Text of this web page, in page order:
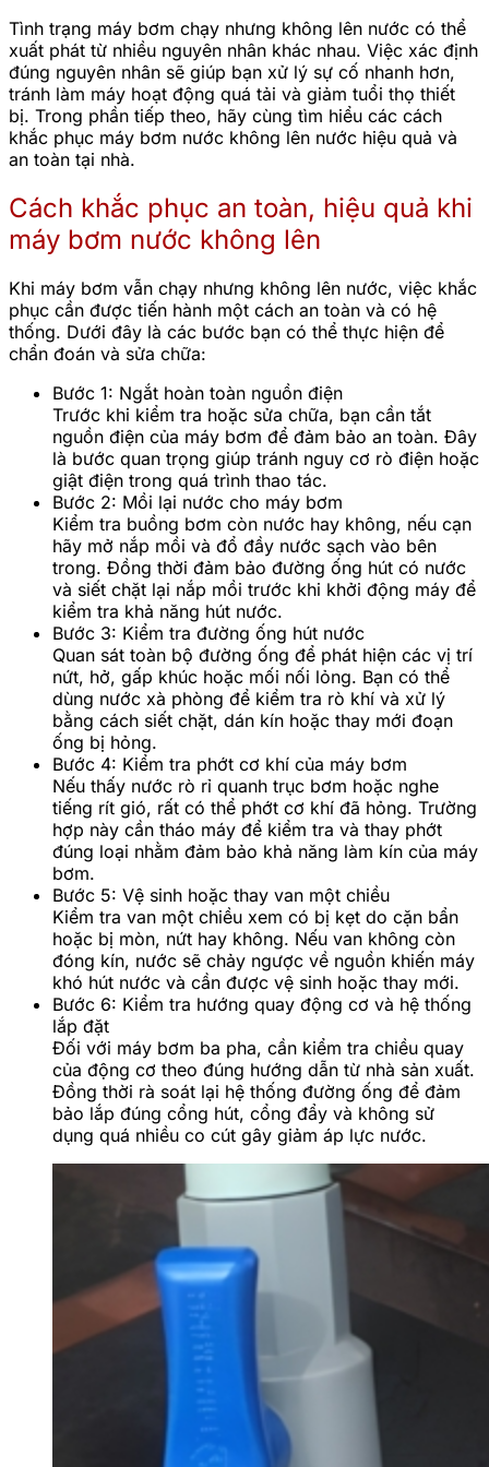
Tình trạng máy bơm chạy nhưng không lên nước có thể
xuất phát từ nhiều nguyên nhân khác nhau. Việc xác định
đúng nguyên nhân sẽ giúp bạn xử lý sự cố nhanh hơn,
tránh làm máy hoạt động quá tải và giảm tuổi thọ thiết
bị. Trong phần tiếp theo, hãy cùng tìm hiểu các cách
khắc phục máy bơm nước không lên nước hiệu quả và
an toàn tại nhà.
Cách khắc phục an toàn, hiệu quả khi
máy bơm nước không lên
Khi máy bơm vẫn chạy nhưng không lên nước, việc khắc
phục cần được tiến hành một cách an toàn và có hệ
thống. Dưới đây là các bước bạn có thể thực hiện để
chẩn đoán và sửa chữa:
Bước 1: Ngắt hoàn toàn nguồn điện
Trước khi kiểm tra hoặc sửa chữa, bạn cần tắt
nguồn điện của máy bơm để đảm bảo an toàn. Đây
là bước quan trọng giúp tránh nguy cơ rò điện hoặc
giật điện trong quá trình thao tác.
Bước 2: Mồi lại nước cho máy bơm
Kiểm tra buồng bơm còn nước hay không, nếu cạn
hãy mở nắp mồi và đổ đầy nước sạch vào bên
trong. Đồng thời đảm bảo đường ống hút có nước
và siết chặt lại nắp mồi trước khi khởi động máy để
kiểm tra khả năng hút nước.
Bước 3: Kiểm tra đường ống hút nước
Quan sát toàn bộ đường ống để phát hiện các vị trí
nứt, hở, gấp khúc hoặc mối nối lỏng. Bạn có thể
dùng nước xà phòng để kiểm tra rò khí và xử lý
bằng cách siết chặt, dán kín hoặc thay mới đoạn
ống bị hỏng.
Bước 4: Kiểm tra phớt cơ khí của máy bơm
Nếu thấy nước rò rỉ quanh trục bơm hoặc nghe
tiếng rít gió, rất có thể phớt cơ khí đã hỏng. Trường
hợp này cần tháo máy để kiểm tra và thay phớt
đúng loại nhằm đảm bảo khả năng làm kín của máy
bơm.
Bước 5: Vệ sinh hoặc thay van một chiều
Kiểm tra van một chiều xem có bị kẹt do cặn bẩn
hoặc bị mòn, nứt hay không. Nếu van không còn
đóng kín, nước sẽ chảy ngược về nguồn khiến máy
khó hút nước và cần được vệ sinh hoặc thay mới.
Bước 6: Kiểm tra hướng quay động cơ và hệ thống
lắp đặt
Đối với máy bơm ba pha, cần kiểm tra chiều quay
của động cơ theo đúng hướng dẫn từ nhà sản xuất.
Đồng thời rà soát lại hệ thống đường ống để đảm
bảo lắp đúng cổng hút, cổng đẩy và không sử
dụng quá nhiều co cút gây giảm áp lực nước.